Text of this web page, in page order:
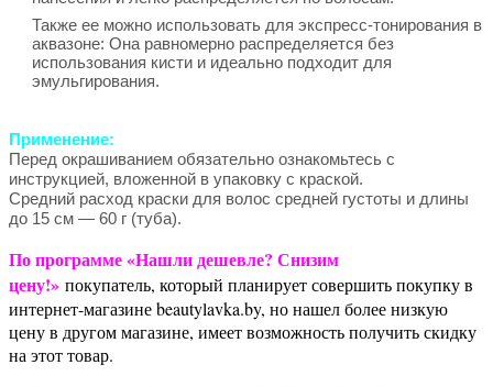
Также ее можно использовать для экспресс-тонирования в
аквазоне: Она равномерно распределяется без
использования кисти и идеально подходит для
эмульгирования.
Применение:
Перед окрашиванием обязательно ознакомьтесь с
инструкцией, вложенной в упаковку с краской.
Средний расход краски для волос средней густоты и длины
до 15 см — 60 г (туба).
По программе «Нашли дешевле? Снизим
цену!» покупатель, который планирует совершить покупку в
интернет-магазине beautylavka.by, но нашел более низкую
цену в другом магазине, имеет возможность получить скидку
на этот товар.